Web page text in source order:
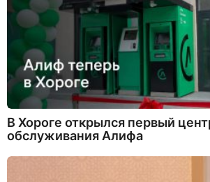
В Хороге открылся первый
обслуживания Алифа